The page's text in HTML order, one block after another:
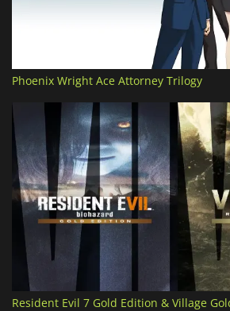
Phoenix Wright Ace Attorney Trilogy
Resident Evil 7 Gold Edition & Village